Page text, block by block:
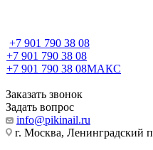
+7 901 790 38 08
+7 901 790 38 08
+7 901 790 38 08МАКС
Заказать звонок
Задать вопрос
info@pikinail.ru
г. Москва, Ленинградский